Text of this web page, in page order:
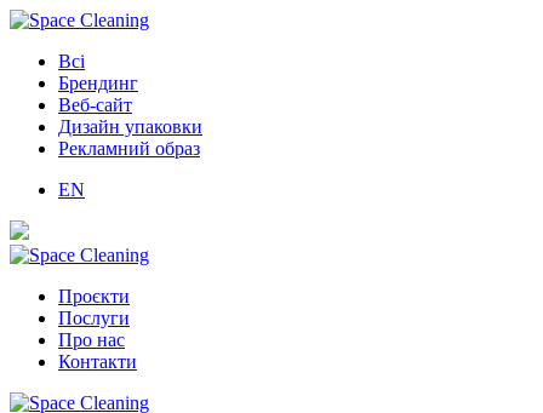
Всі
Брендинг
Веб-сайт
Дизайн упаковки
Рекламний образ
EN
Проєкти
Послуги
Про нас
Контакти